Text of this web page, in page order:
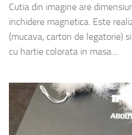
Cutia din imagine are
inchidere magnetica. Este
(mucava, carton de legatorie)
cu hartie colorata in masa....